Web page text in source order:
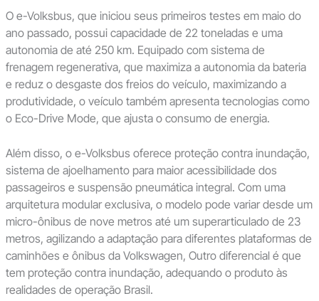
O e-Volksbus, que iniciou seus primeiros testes em maio do
ano passado, possui capacidade de 22 toneladas e uma
autonomia de até 250 km. Equipado com sistema de
frenagem regenerativa, que maximiza a autonomia da bateria
e reduz o desgaste dos freios do veículo, maximizando a
produtividade, o veículo também apresenta tecnologias como
o Eco-Drive Mode, que ajusta o consumo de energia.
Além disso, o e-Volksbus oferece proteção contra inundação,
sistema de ajoelhamento para maior acessibilidade dos
passageiros e suspensão pneumática integral. Com uma
arquitetura modular exclusiva, o modelo pode variar desde um
micro-ônibus de nove metros até um superarticulado de 23
metros, agilizando a adaptação para diferentes plataformas de
caminhões e ônibus da Volkswagen, Outro diferencial é que
tem proteção contra inundação, adequando o produto às
realidades de operação Brasil.